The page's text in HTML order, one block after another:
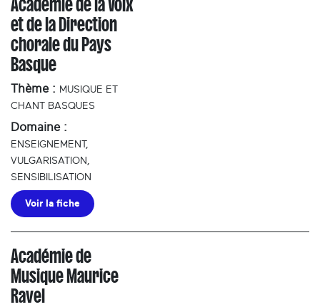
Académie de la Voix
et de la Direction
chorale du Pays
Basque
Thème : MUSIQUE ET
CHANT BASQUES
Domaine :
ENSEIGNEMENT,
VULGARISATION,
SENSIBILISATION
Voir la fiche
Académie de
Musique Maurice
Ravel